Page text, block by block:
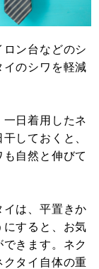
ン台などのシ
のシワを軽減
日着用したネ
しておくと、
自然と伸びて
イは、平置きか
すると、お気
きます。ネク
タイ自体の重